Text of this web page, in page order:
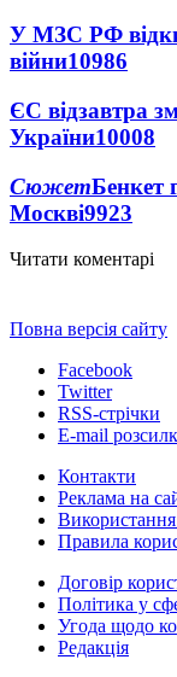
У МЗС РФ
війни10986
ЄС відзавтра
України10008
СюжетБенкет
Москві9923
Читати коментарі
Повна версія сайту
Facebook
Twitter
RSS-стрічки
E-mail
Контакти
Реклама на
Використання
Правила
Договір
Політика у
Угода щодо
Редакція